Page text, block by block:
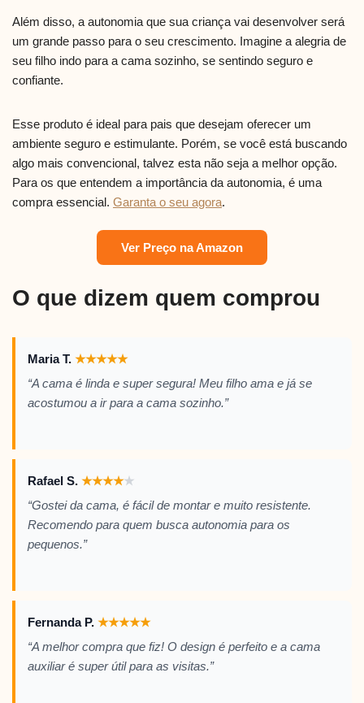
Além disso, a autonomia que sua criança vai desenvolver será
um grande passo para o seu crescimento. Imagine a alegria de
seu filho indo para a cama sozinho, se sentindo seguro e
confiante.
Esse produto é ideal para pais que desejam oferecer um
ambiente seguro e estimulante. Porém, se você está buscando
algo mais convencional, talvez esta não seja a melhor opção.
Para os que entendem a importância da autonomia, é uma
compra essencial. Garanta o seu agora.
Ver Preço na Amazon
O que dizem quem comprou
Maria T. ★★★★★
“A cama é linda e super segura! Meu filho ama e já se
acostumou a ir para a cama sozinho.”
Rafael S. ★★★★★
“Gostei da cama, é fácil de montar e muito resistente.
Recomendo para quem busca autonomia para os
pequenos.”
Fernanda P. ★★★★★
“A melhor compra que fiz! O design é perfeito e a cama
auxiliar é super útil para as visitas.”